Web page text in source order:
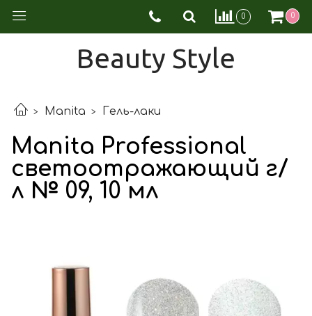
0 0
Beauty Style
Manita Гель-лаки
Manita Professional
светоотражающий г/
л № 09, 10 мл